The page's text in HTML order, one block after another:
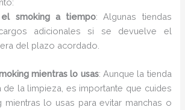
smoking a tiempo: Algunas tiendas
adicionales si se devuelve el
del plazo acordado.
mientras lo usas: Aunque la tienda
de la limpieza, es importante que cuides
mientras lo usas para evitar manchas o